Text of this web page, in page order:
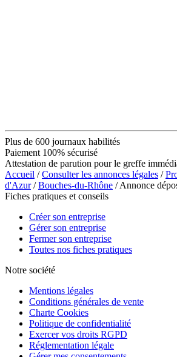
Plus de 600 journaux habilités
Paiement 100% sécurisé
Attestation de parution pour le greffe
Accueil /Consulter les annonces légales /
d'Azur/Bouches-du-Rhône / Annonce
Fiches pratiques et conseils
Créer son entreprise
Gérer son entreprise
Fermer son entreprise
Toutes nos fiches pratiques
Notre société
Mentions légales
Conditions générales de vente
Charte Cookies
Politique de confidentialité
Exercer vos droits RGPD
Réglementation légale